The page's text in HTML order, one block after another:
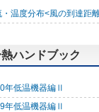
・温度分布<風の到達距
ハンドブック
年低温機器編Ⅱ
年低温機器編Ⅱ